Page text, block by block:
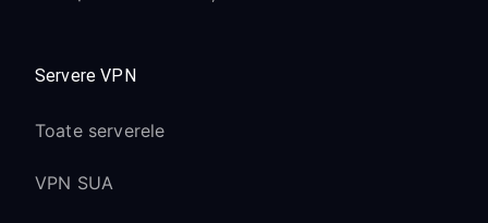
Servere VPN
Toate serverele
VPN SUA